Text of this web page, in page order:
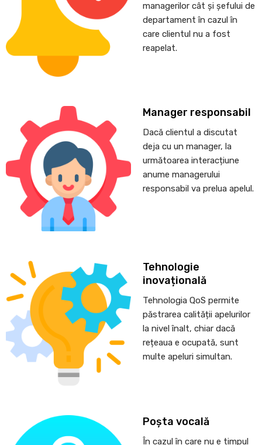
managerilor cât și șefului de
departament în cazul în
care clientul nu a fost
reapelat.
Manager responsabil
Dacă clientul a discutat
deja cu un manager, la
următoarea interacțiune
anume managerului
responsabil va prelua apelul.
Tehnologie
inovațională
Tehnologia QoS permite
păstrarea calității apelurilor
la nivel înalt, chiar dacă
rețeaua e ocupată, sunt
multe apeluri simultan.
Poșta vocală
În cazul în care nu e timpul